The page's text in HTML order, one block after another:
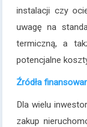
instalacji czy
uwagę na
termiczną, a
potencjalne
Źródła
Dla wielu
zakup